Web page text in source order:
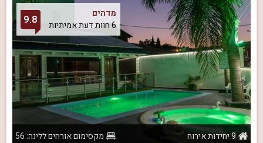
מדהים
6 חוות דעת אמיתיות
9.8
9 יחידות אירוח
מקסימום אורחים ללינה: 56